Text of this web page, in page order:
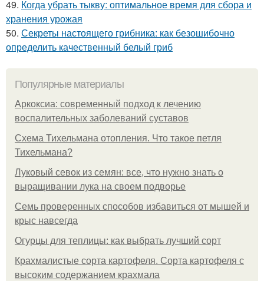
49. Когда убрать тыкву: оптимальное время для сбора и
хранения урожая
50. Секреты настоящего грибника: как безошибочно
определить качественный белый гриб
Популярные материалы
Аркоксиа: современный подход к лечению
воспалительных заболеваний суставов
Схема Тихельмана отопления. Что такое петля
Тихельмана?
Луковый севок из семян: все, что нужно знать о
выращивании лука на своем подворье
Семь проверенных способов избавиться от мышей и
крыс навсегда
Огурцы для теплицы: как выбрать лучший сорт
Крахмалистые сорта картофеля. Сорта картофеля с
высоким содержанием крахмала